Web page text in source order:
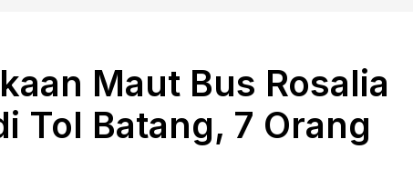
Maut Bus Rosalia
Tol Batang, 7 Orang